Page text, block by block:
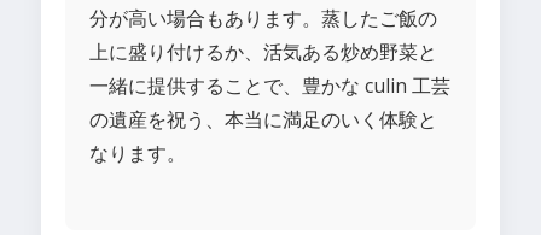
分が高い場合もあります。蒸したご飯の
上に盛り付けるか、活気ある炒め野菜と
一緒に提供することで、豊かな culin 工芸
の遺産を祝う、本当に満足のいく体験と
なります。